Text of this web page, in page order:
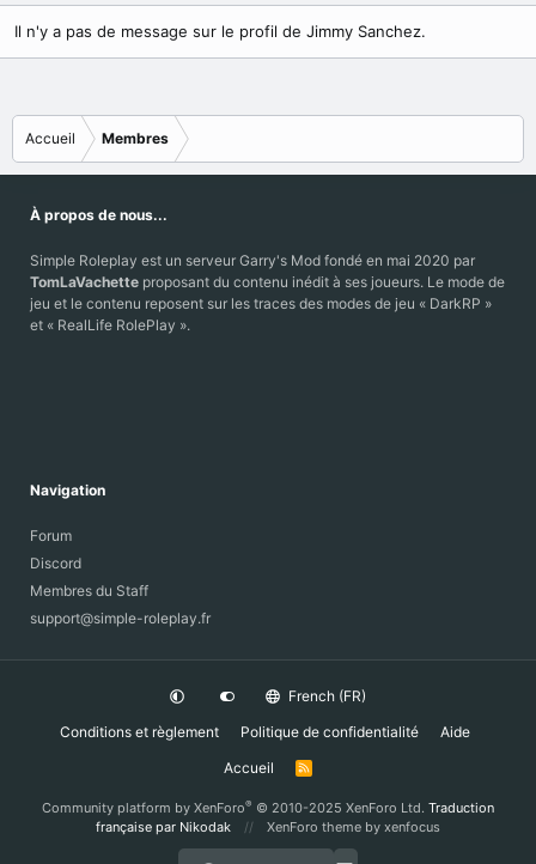
Il n'y a pas de message sur le profil de Jimmy Sanchez.
Accueil Membres
À propos de nous...
Simple Roleplay est un serveur Garry's Mod fondé en mai 2020 par
TomLaVachette proposant du contenu inédit à ses joueurs. Le mode de
jeu et le contenu reposent sur les traces des modes de jeu « DarkRP »
et « RealLife RolePlay ».
Navigation
Forum
Discord
Membres du Staff
support@simple-roleplay.fr
French (FR)
Conditions et règlement
Politique de confidentialité
Aide
Accueil
R
Community platform by XenForo® © 2010-2025 XenForo Ltd. Traduction
française par Nikodak
XenForo theme by xenfocus